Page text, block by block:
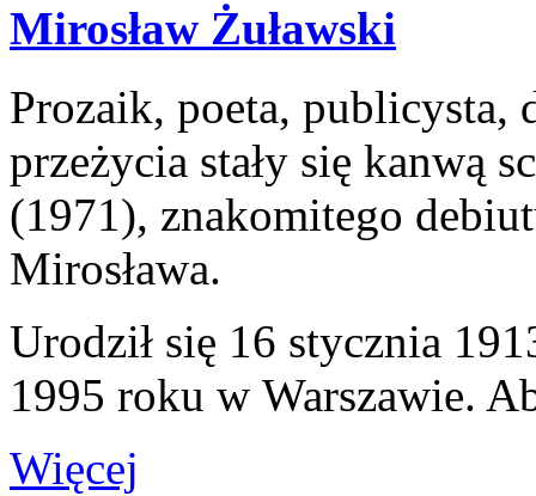
Mirosław Żuławski
Prozaik, poeta, publicysta,
przeżycia stały się kanwą
(1971), znakomitego
Mirosława.
Urodził się 16 stycznia
1995 roku w Warszawie.
Więcej